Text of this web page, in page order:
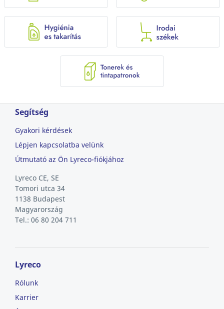
Segítség
Gyakori kérdések
Lépjen kapcsolatba velünk
Útmutató az Ön Lyreco-fiókjához
Lyreco CE, SE
Tomori utca 34
1138 Budapest
Magyarország
Tel.: 06 80 204 711
Lyreco
Rólunk
Karrier